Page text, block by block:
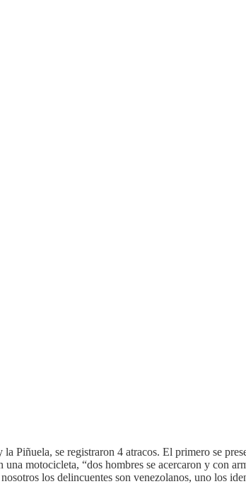
la Piñuela, se registraron 4 atracos. El primero se
motocicleta, “dos hombres se acercaron y con
los delincuentes son venezolanos, uno los